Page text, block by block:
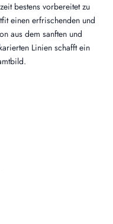
bestens vorbereitet zu
einen erfrischenden und
aus dem sanften und
Linien schafft ein